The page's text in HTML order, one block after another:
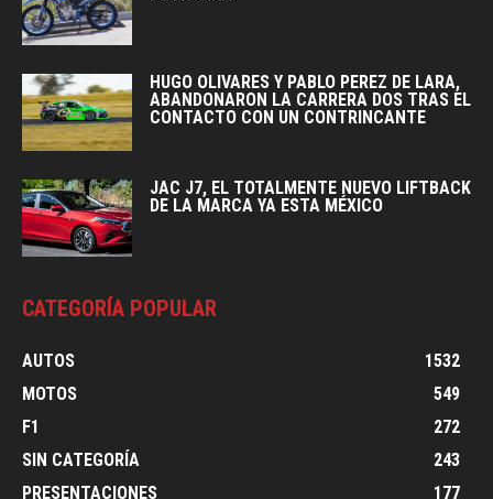
HUGO OLIVARES Y PABLO PEREZ DE LARA,
ABANDONARON LA CARRERA DOS TRAS EL
CONTACTO CON UN CONTRINCANTE
JAC J7, EL TOTALMENTE NUEVO LIFTBACK
DE LA MARCA YA ESTA MÉXICO
CATEGORÍA POPULAR
AUTOS
1532
MOTOS
549
F1
272
SIN CATEGORÍA
243
PRESENTACIONES
177